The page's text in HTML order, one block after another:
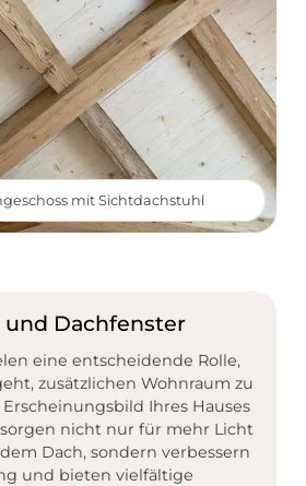
mit Sichtdachstuhl
und Dachfenster
eine entscheidende Rolle,
zusätzlichen Wohnraum zu
Ihres Hauses
nicht nur für mehr Licht
Dach, sondern verbessern
und bieten vielfältige